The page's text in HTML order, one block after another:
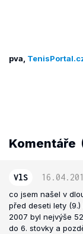
pva,
Komentáře
VlS
co jsem našel v
před deseti lety
2007 byl nejvýše
do 6. stovky a